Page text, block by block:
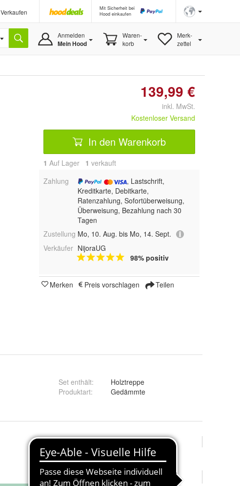
Verkaufen
Mit Sicherheit bei
Hood einkaufen
Anmelden
Mein Hood
Waren-
korb
Merk-
zettel
139,99 €
inkl. MwSt.
Kostenloser Versand
In den Warenkorb
1 Auf Lager 1 verkauft
Zahlung
, Lastschrift,
Kreditkarte, Debitkarte,
Ratenzahlung, Sofortüberweisung,
Überweisung, Bezahlung nach 30
Tagen
Zustellung Mo, 10. Aug. bis Mo, 14. Sept.
Verkäufer NijoraUG
98% positiv
Merken Preis vorschlagen Teilen
Set enthält:
Holztreppe
Produktart: Gedämmte